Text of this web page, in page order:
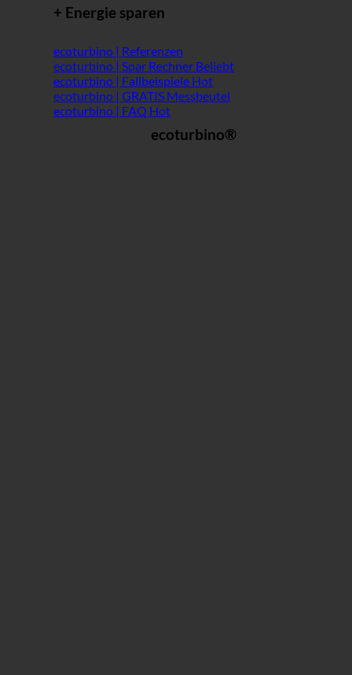
+ Energie sparen
ecoturbino | Referenzen
ecoturbino | Spar Rechner
ecoturbino | Fallbeispiele
ecoturbino | GRATIS Messbeutel
ecoturbino | FAQ
ecoturbino®